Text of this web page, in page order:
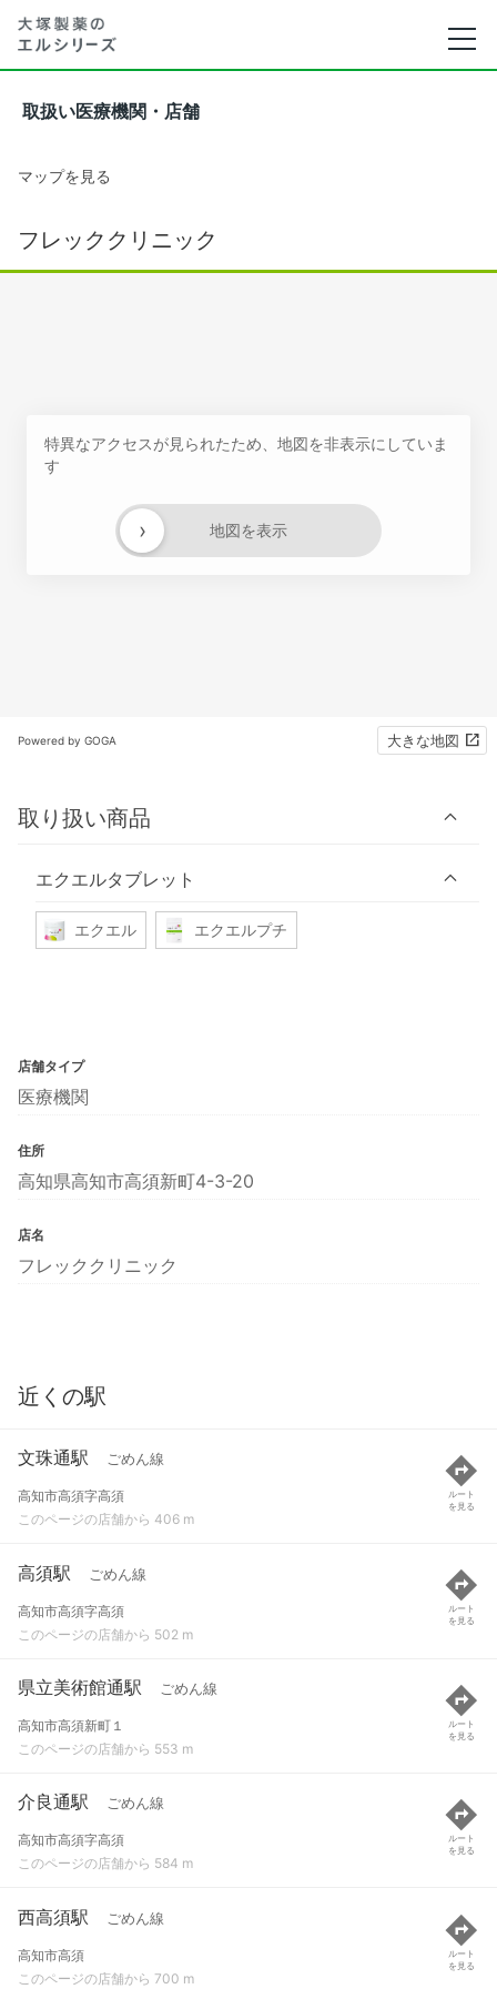
取扱い医療機関・店舗
マップを見る
フレッククリニック
特異なアクセスが見られたため、地図を非表示にしていま
す
地図を表示
›
Powered by GOGA 大きな地図
取り扱い商品
エクエルタブレット
エクエル エクエルプチ
店舗タイプ
医療機関
住所
高知県高知市高須新町4-3-20
店名
フレッククリニック
近くの駅
文珠通駅 ごめん線
高知市高須字高須
このページの店舗から 406 m
ルート
を見る
高須駅 ごめん線
高知市高須字高須
このページの店舗から 502 m
ルート
を見る
県立美術館通駅 ごめん線
高知市高須新町１
このページの店舗から 553 m
ルート
を見る
介良通駅 ごめん線
高知市高須字高須
このページの店舗から 584 m
ルート
を見る
西高須駅 ごめん線
高知市高須
このページの店舗から 700 m
ルート
を見る